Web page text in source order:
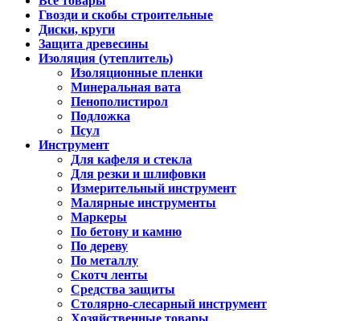
Гвозди и скобы строительные
Диски, круги
Защита древесины
Изоляция (утеплитель)
Изоляционные пленки
Минеральная вата
Пенополистирол
Подложка
Псул
Инструмент
Для кафеля и стекла
Для резки и шлифовки
Измерительный инструмент
Малярные инструменты
Маркеры
По бетону и камню
По дереву
По металлу
Скотч ленты
Средства защиты
Столярно-слесарный инструмент